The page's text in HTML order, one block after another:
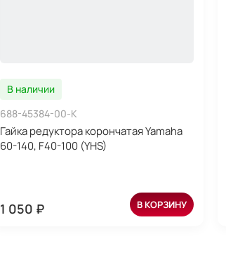
В наличии
688-45384-00-K
Гайка редуктора корончатая Yamaha
60-140, F40-100 (YHS)
1 050 ₽ В КОРЗИНУ